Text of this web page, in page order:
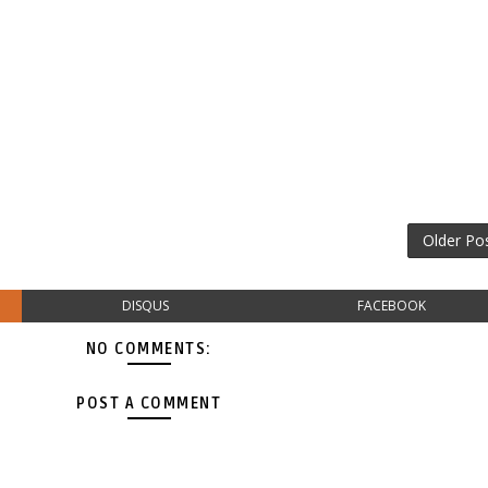
Older
DISQUS FACEBOOK
NO COMMENTS:
POST A COMMENT